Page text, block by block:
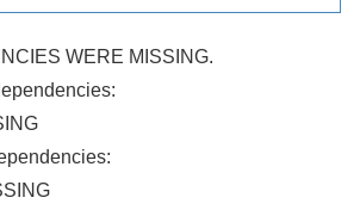
WERE MISSING.